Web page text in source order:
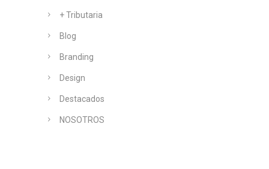
+ Tributaria
Blog
Branding
Design
Destacados
NOSOTROS